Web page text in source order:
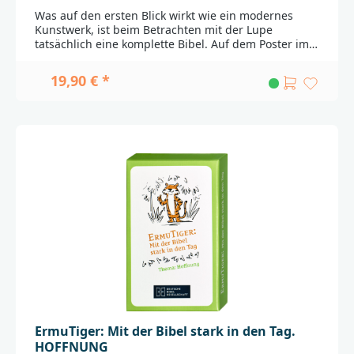
einmal grundlegend revidiert. Der Text wurde
vollständig überprüft, sodass er wieder dem
aktuellen Stand der Bibelwissenschaft entspricht. An
vielen Stellen wurde dabei die vertraute und
Ausstattung der Ausgaben mit hochwertigem
viele Jahre Freude bereitet.Passende
Widmungsblätter zum Download finden Sie
hier_______________________________________________________
______Bei Fragen zur Produktsicherheit wenden Sie
sich bitte an:Deutsche BibelgesellschaftBalinger Str.
31 A70567 Stuttgartproduktsicherheit@dbg.de
Was auf den ersten Blick wirkt wie ein modernes
Kunstwerk, ist beim Betrachten mit der Lupe
tatsächlich eine komplette Bibel. Auf dem Poster im
in der Übersetzung der BasisBibel enthalten.Damit
lässt sich nicht nur das Klassenzimmer oder der
finden? Welche Gruppen an Bibelbüchern gibt es?
Welchen Umfang hat das Alte Testament im
Vergleich zum Neuen Testament? Und sehen Sie auf
einen Blick die Psalmen?Die Lupe ist nicht im
enthalten.________________________________________________
_____________Bei Fragen zur Produktsicherheit wenden
Sie sich bitte an:Deutsche BibelgesellschaftBalinger
Str. 31 A70567 Stuttgartproduktsicherheit@dbg.de
19,90 € *
ErmuTiger: Mit der Bibel stark in den Tag.
HOFFNUNG